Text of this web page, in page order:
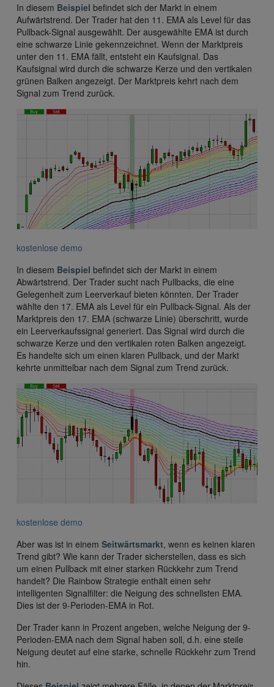
In diesem Beispiel befindet sich der Markt in einem
Aufwärtstrend. Der Trader hat den 11. EMA als Level für das
Pullback-Signal ausgewählt. Der ausgewählte EMA ist durch
eine schwarze Linie gekennzeichnet. Wenn der Marktpreis
unter den 11. EMA fällt, entsteht ein Kaufsignal. Das
Kaufsignal wird durch die schwarze Kerze und den vertikalen
grünen Balken angezeigt. Der Marktpreis kehrt nach dem
Signal zum Trend zurück.
kostenlose demo
In diesem Beispiel befindet sich der Markt in einem
Abwärtstrend. Der Trader sucht nach Pullbacks, die eine
Gelegenheit zum Leerverkauf bieten könnten. Der Trader
wählte den 17. EMA als Level für ein Pullback-Signal. Als der
Marktpreis den 17. EMA (schwarze Linie) überschritt, wurde
ein Leerverkaufssignal generiert. Das Signal wird durch die
schwarze Kerze und den vertikalen roten Balken angezeigt.
Es handelte sich um einen klaren Pullback, und der Markt
kehrte unmittelbar nach dem Signal zum Trend zurück.
kostenlose demo
Aber was ist in einem Seitwärtsmarkt, wenn es keinen klaren
Trend gibt? Wie kann der Trader sicherstellen, dass es sich
um einen Pullback mit einer starken Rückkehr zum Trend
handelt? Die Rainbow Strategie enthält einen sehr
intelligenten Signalfilter: die Neigung des schnellsten EMA.
Dies ist der 9-Perioden-EMA in Rot.
Der Trader kann in Prozent angeben, welche Neigung der 9-
Perioden-EMA nach dem Signal haben soll, d.h. eine steile
Neigung deutet auf eine starke, schnelle Rückkehr zum Trend
hin.